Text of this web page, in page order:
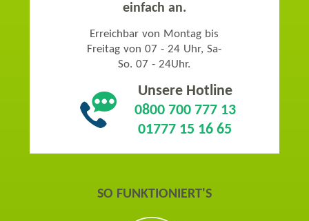
einfach an.
Erreichbar von Montag bis
Freitag von 07 - 24 Uhr, Sa-
So. 07 - 24Uhr.
Unsere Hotline
0800 700 777 13
01777 15 16 65
SO FUNKTIONIERT'S